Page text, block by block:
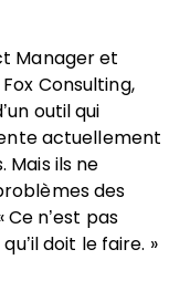
Manager et
Consulting,
outil qui
actuellement
Mais ils ne
des
Ce n’est pas
doit le faire. »